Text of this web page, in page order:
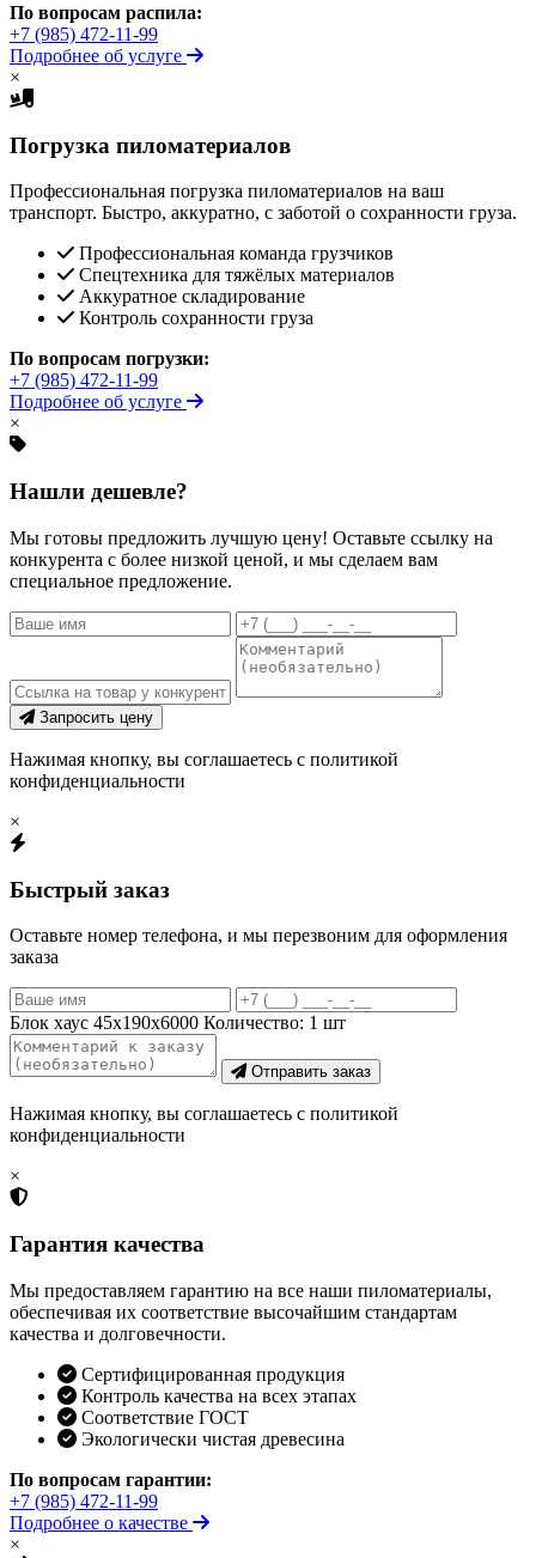
По вопросам распила:
+7 (985) 472-11-99
Подробнее об услуге
×
Погрузка пиломатериалов
Профессиональная погрузка пиломатериалов на ваш
транспорт. Быстро, аккуратно, с заботой о сохранности груза.
Профессиональная команда грузчиков
Спецтехника для тяжёлых материалов
Аккуратное складирование
Контроль сохранности груза
По вопросам погрузки:
+7 (985) 472-11-99
Подробнее об услуге
×
Нашли дешевле?
Мы готовы предложить лучшую цену! Оставьте ссылку на
конкурента с более низкой ценой, и мы сделаем вам
специальное предложение.
Запросить цену
Нажимая кнопку, вы соглашаетесь с политикой
конфиденциальности
×
Быстрый заказ
Оставьте номер телефона, и мы перезвоним для оформления
заказа
Блок хаус 45х190х6000 Количество: 1 шт
Отправить заказ
Нажимая кнопку, вы соглашаетесь с политикой
конфиденциальности
×
Гарантия качества
Мы предоставляем гарантию на все наши пиломатериалы,
обеспечивая их соответствие высочайшим стандартам
качества и долговечности.
Сертифицированная продукция
Контроль качества на всех этапах
Соответствие ГОСТ
Экологически чистая древесина
По вопросам гарантии:
+7 (985) 472-11-99
Подробнее о качестве
×